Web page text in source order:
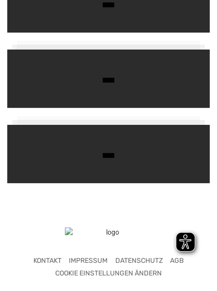
KONTAKT IMPRESSUM DATENSCHUTZ
AGB
COOKIE EINSTELLUNGEN ÄNDERN